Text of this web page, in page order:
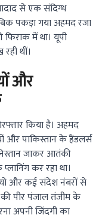
से एक संदिग्ध
पकड़ा गया अहमद रजा
में था। यूपी
थीं।
और
किया है। अहमद
और पाकिस्तान के हैंडलर्स
जाकर आतंकी
कर रहा था।
और कई संदेश नंबरों से
की पीर पंजाल तंजीम के
अपनी जिंदगी का